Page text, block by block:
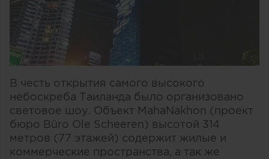
В честь открытия самого высокого
небоскреба Таиланда было организовано
световое шоу. Объект MahaNakhon (проект
бюро Büro Ole Scheeren) высотой 314
метров (77 этажей) содержит жилые и
коммерческие пространства, а так же